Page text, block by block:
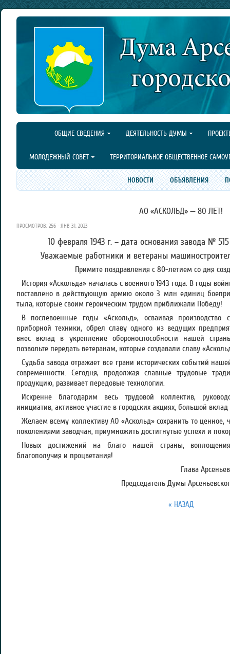
ОБЩИЕ СВЕДЕНИЯ ДЕЯТЕЛЬНОСТЬ ДУМЫ
МОЛОДЕЖНЫЙ СОВЕТ ТЕРРИТОРИАЛЬНОЕ ОБЩЕСТВЕННОЕ
НОВОСТИ ОБЪЯВЛЕНИЯ
АО «АСКОЛЬД» — 80 ЛЕТ!
ПРОСМОТРОВ: 256 · ЯНВ 31, 2023
10 февраля 1943 г. – дата основания завода №
Уважаемые работники и ветераны
Примите поздравления с 80-летием со дня
История «Аскольда» началась с военного 1943 года. В годы
поставлено в действующую армию около 3 млн единиц
тыла, которые своим героическим трудом приближали Победу!
В послевоенные годы «Аскольд», осваивая
приборной техники, обрел славу одного из ведущих
внес вклад в укрепление обороноспособности нашей
позвольте передать ветеранам, которые создавали славу
Судьба завода отражает все грани исторических событий
современности. Сегодня, продолжая славные трудовые
продукцию, развивает передовые технологии.
Искренне благодарим весь трудовой коллектив,
инициатив, активное участие в городских акциях, большой
Желаем всему коллективу АО «Аскольд» сохранить то
поколениями заводчан, приумножить достигнутые успехи и
Новых достижений на благо нашей страны,
благополучия и процветания!
Глава
Председатель Думы
« НАЗАД